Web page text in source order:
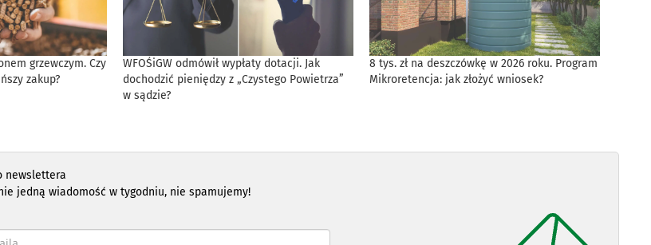
grzewczym. Czy
zakup?
WFOŚiGW odmówił wypłaty dotacji. Jak
dochodzić pieniędzy z „Czystego Powietrza”
w sądzie?
8 tys. zł na deszczówkę w 2026 roku. Program
Mikroretencja: jak złożyć wniosek?
newslettera
jedną wiadomość w tygodniu, nie spamujemy!